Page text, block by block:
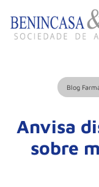
Blog
Anvisa
sobre